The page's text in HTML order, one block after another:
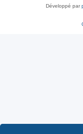
Développé par